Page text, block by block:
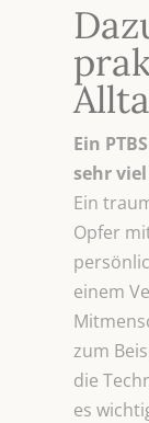
Ein
sehr
Ein
Opfer
einem
zum
die
es